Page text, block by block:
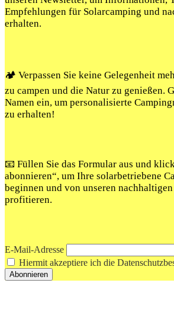
Empfehlungen für Solarcamping und
erhalten.
🏕️ Verpassen Sie keine Gelegenheit
zu campen und die Natur zu genießen.
Namen ein, um personalisierte
zu erhalten!
📧 Füllen Sie das Formular aus und
abonnieren“, um Ihre solarbetriebene
beginnen und von unseren
profitieren.
E-Mail-Adresse
Hiermit akzeptiere ich die